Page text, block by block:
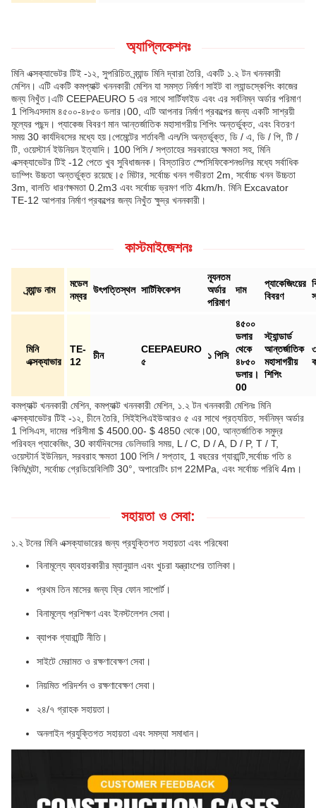
অ্যাপ্লিকেশনঃ
মিনি এক্সক্যাভেটর টিই -১২, সুপরিচিত ব্র্যান্ড মিনি দ্বারা তৈরি, একটি ১.২ টন খননকারী
মেশিন। এটি একটি কমপ্যাক্ট খননকারী মেশিন যা সমস্ত নির্মাণ সাইট বা ল্যান্ডস্কেপিং কাজের
জন্য নিখুঁত।এটি CEEPAEURO 5 এর সাথে সার্টিফাইড এবং এর সর্বনিম্ন অর্ডার পরিমাণ
1 পিসিএসদাম ৪৫০০-৪৮৫০ ডলার।00, এটি আপনার নির্মাণ প্রকল্পের জন্য একটি সাশ্রয়ী
মূল্যের পছন্দ। প্যাকেজ বিবরণ মান আন্তর্জাতিক মহাসাগরীয় শিপিং অন্তর্ভুক্ত, এবং বিতরণ
সময় 30 কার্যদিবসের মধ্যে হয়।পেমেন্টের শর্তাবলী এল/সি অন্তর্ভুক্ত, ডি / এ, ডি / পি, টি /
টি, ওয়েস্টার্ন ইউনিয়ন ইত্যাদি। 100 পিসি / সপ্তাহের সরবরাহের ক্ষমতা সহ, মিনি
এক্সক্যাভেটর টিই -12 পেতে খুব সুবিধাজনক। বিস্তারিত স্পেসিফিকেশনগুলির মধ্যে সর্বাধিক
ডাম্পিং উচ্চতা অন্তর্ভুক্ত রয়েছে।৫ মিটার, সর্বোচ্চ খনন গভীরতা 2m, সর্বোচ্চ খনন উচ্চতা
3m, বালতি ধারণক্ষমতা 0.2m3 এবং সর্বোচ্চ ভ্রমণ গতি 4km/h. মিনি Excavator
TE-12 আপনার নির্মাণ প্রকল্পের জন্য নিখুঁত ক্ষুদ্র খননকারী।
কাস্টমাইজেশনঃ
ব্র্যান্ড নাম
মডেল
নম্বর
উৎপত্তিস্থল সার্টিফিকেশন
ন্যূনতম
অর্ডার
পরিমাণ
দাম
প্যাকেজিংয়ের
বিবরণ
মিনি
এক্সক্যাভার
TE-
12
চীন
CEEPAEURO
৫
১ পিসি
৪৫০০
ডলার
থেকে
৪৮৫০
ডলার।
00
স্ট্যান্ডার্ড
আন্তর্জাতিক
মহাসাগরীয়
শিপিং
কমপ্যাক্ট খননকারী মেশিন, কমপ্যাক্ট খননকারী মেশিন, ১.২ টন খননকারী মেশিনঃ মিনি
এক্সক্যাভেটর টিই -১২, চীনে তৈরি, সিইইপিএইউআরও ৫ এর সাথে প্রত্যয়িত, সর্বনিম্ন অর্ডার
1 পিসিএস, দামের পরিসীমা $ 4500.00- $ 4850 থেকে।00, আন্তর্জাতিক সমুদ্র
পরিবহন প্যাকেজিং, 30 কার্যদিবসের ডেলিভারি সময়, L / C, D / A, D / P, T / T,
ওয়েস্টার্ন ইউনিয়ন, সরবরাহ ক্ষমতা 100 পিসি / সপ্তাহ, 1 বছরের গ্যারান্টি,সর্বোচ্চ গতি ৪
কিমি/ঘন্টা, সর্বোচ্চ গ্রেডিয়েবিলিটি 30°, অপারেটিং চাপ 22MPa, এবং সর্বোচ্চ পরিধি 4m।
সহায়তা ও সেবা:
১.২ টনের মিনি এক্সক্যাভারের জন্য প্রযুক্তিগত সহায়তা এবং পরিষেবা
বিনামূল্যে ব্যবহারকারীর ম্যানুয়াল এবং খুচরা যন্ত্রাংশের তালিকা।
প্রথম তিন মাসের জন্য ফ্রি ফোন সাপোর্ট।
বিনামূল্যে প্রশিক্ষণ এবং ইনস্টলেশন সেবা।
ব্যাপক গ্যারান্টি নীতি।
সাইটে মেরামত ও রক্ষণাবেক্ষণ সেবা।
নিয়মিত পরিদর্শন ও রক্ষণাবেক্ষণ সেবা।
২৪/৭ গ্রাহক সহায়তা।
অনলাইন প্রযুক্তিগত সহায়তা এবং সমস্যা সমাধান।